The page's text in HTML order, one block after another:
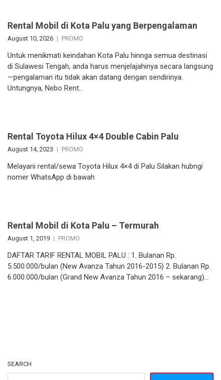
Rental Mobil di Kota Palu yang Berpengalaman
August 10, 2026 PROMO
Untuk menikmati keindahan Kota Palu hinnga semua destinasi
di Sulawesi Tengah, anda harus menjelajahinya secara langsung
—pengalaman itu tidak akan datang dengan sendirinya.
Untungnya, Nebo Rent…
Rental Toyota Hilux 4×4 Double Cabin Palu
August 14, 2023 PROMO
Melayani rental/sewa Toyota Hilux 4×4 di Palu Silakan hubngi
nomer WhatsApp di bawah
Rental Mobil di Kota Palu – Termurah
August 1, 2019 PROMO
DAFTAR TARIF RENTAL MOBIL PALU : 1. Bulanan Rp.
5.500.000/bulan (New Avanza Tahun 2016-2015) 2. Bulanan Rp.
6.000.000/bulan (Grand New Avanza Tahun 2016 – sekarang)…
SEARCH